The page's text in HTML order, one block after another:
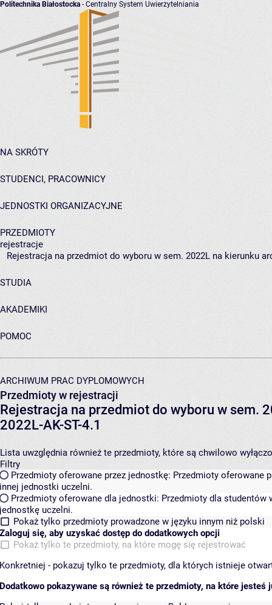
Politechnika Białostocka - Centralny System Uwierzytelniania
NA SKRÓTY
STUDENCI, PRACOWNICY
JEDNOSTKI ORGANIZACYJNE
PRZEDMIOTY
rejestracje
Rejestracja na przedmiot do wyboru w sem. 2022L na kierunku
STUDIA
AKADEMIKI
POMOC
ARCHIWUM PRAC DYPLOMOWYCH
Przedmioty w rejestracji
Rejestracja na przedmiot do wyboru w sem.
2022L-AK-ST-4.1
Lista uwzględnia również te przedmioty, które są chwilowo
Filtry
Przedmioty oferowane przez jednostkę: Przedmioty oferowane
innej jednostki uczelni.
Przedmioty oferowane dla jednostki: Przedmioty dla studentów
jednostkę uczelni.
Pokaż tylko przedmioty prowadzone w języku innym niż polski
Zaloguj się, aby uzyskać dostęp do dodatkowych opcji
Pokaż tylko te przedmioty, na które mogę się rejestrować
Konkretniej - pokazuj tylko te przedmioty, dla których istnieje
Dodatkowo pokazywane są również te przedmioty, na które jesteś